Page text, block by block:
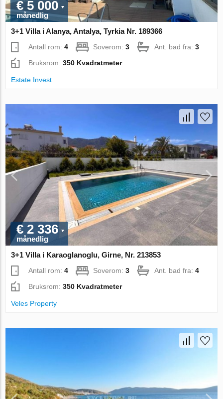
€ 5 000
månedlig
3+1 Villa i Alanya, Antalya, Tyrkia Nr. 189366
Antall rom:4 Soverom:3 Ant. bad fra:3
Bruksrom:350 Kvadratmeter
Estate Invest
€ 2 336
månedlig
3+1 Villa i Karaoglanoglu, Girne, Nr. 213853
Antall rom:4 Soverom:3 Ant. bad fra:4
Bruksrom:350 Kvadratmeter
Veles Property